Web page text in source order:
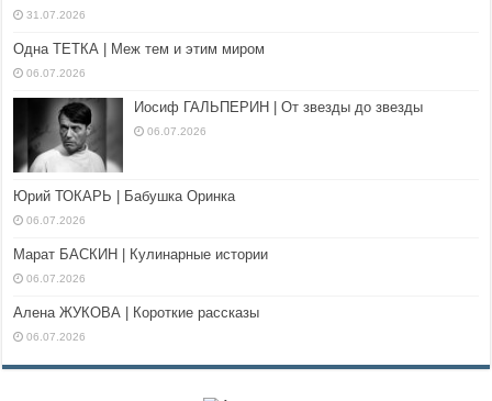
31.07.2026
Одна ТЕТКА | Меж тем и этим миром
06.07.2026
Иосиф ГАЛЬПЕРИН | От звезды до звезды
06.07.2026
Юрий ТОКАРЬ | Бабушка Оринка
06.07.2026
Марат БАСКИН | Кулинарные истории
06.07.2026
Алена ЖУКОВА | Короткие рассказы
06.07.2026